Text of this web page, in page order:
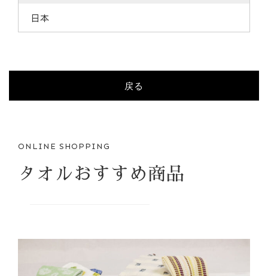
日本
戻る
ONLINE SHOPPING
タオルおすすめ商品